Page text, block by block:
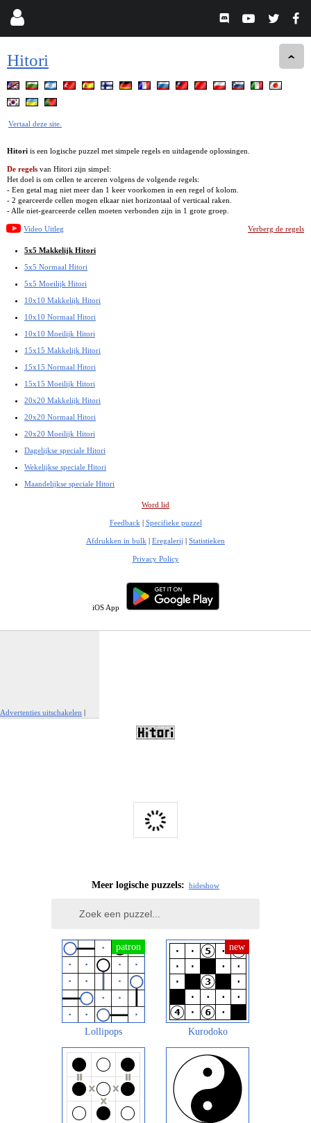
Hitori
Vertaal deze site.
Hitori is een logische puzzel met simpele regels en uitdagende oplossingen.
De regels van Hitori zijn simpel:
Het doel is om cellen te arceren volgens de volgende regels:
- Een getal mag niet meer dan 1 keer voorkomen in een regel of kolom.
- 2 gearceerde cellen mogen elkaar niet horizontaal of verticaal raken.
- Alle niet-gearceerde cellen moeten verbonden zijn in 1 grote groep.
Video Uitleg Verberg de regels
5x5 Makkelijk Hitori
5x5 Normaal Hitori
5x5 Moeilijk Hitori
10x10 Makkelijk Hitori
10x10 Normaal Hitori
10x10 Moeilijk Hitori
15x15 Makkelijk Hitori
15x15 Normaal Hitori
15x15 Moeilijk Hitori
20x20 Makkelijk Hitori
20x20 Normaal Hitori
20x20 Moeilijk Hitori
Dagelijkse speciale Hitori
Wekelijkse speciale Hitori
Maandelijkse speciale Hitori
Word lid
Feedback | Specifieke puzzel
Afdrukken in bulk | Eregalerij | Statistieken
Privacy Policy
iOS App
Advertenties uitschakelen |
Meer logische puzzels: hideshow
Lollipops Kurodoko